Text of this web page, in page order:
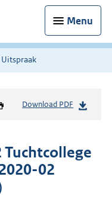
Menu
Uitspraak
Download PDF
Tuchtcollege
02